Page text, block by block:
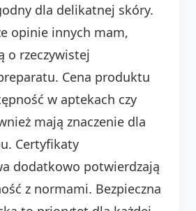
dla delikatnej skóry.
opinie innych mam,
o rzeczywistej
Cena produktu
w aptekach czy
mają znaczenie dla
Certyfikaty
dodatkowo potwierdzają
z normami. Bezpieczna